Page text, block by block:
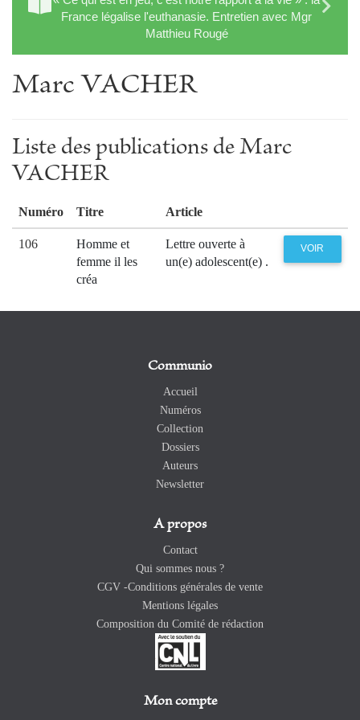
France légalise l'euthanasie. Entretien avec Mgr
Matthieu Rougé
Marc VACHER
Liste des publications de Marc
VACHER
Numéro Titre Article
106
Homme et
femme il les
créa
Lettre ouverte à
un(e) adolescent(e) .
VOIR
Communio
Accueil
Numéros
Collection
Dossiers
Auteurs
Newsletter
A propos
Contact
Qui sommes nous ?
CGV -Conditions générales de vente
Mentions légales
Composition du Comité de rédaction
Mon compte